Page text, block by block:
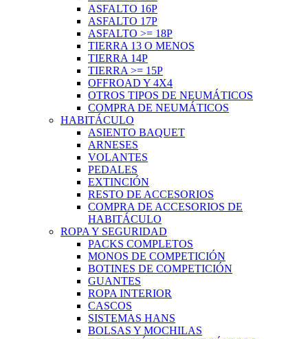
ASFALTO 16P
ASFALTO 17P
ASFALTO >= 18P
TIERRA 13 O MENOS
TIERRA 14P
TIERRA >= 15P
OFFROAD Y 4X4
OTROS TIPOS DE NEUMÁTICOS
COMPRA DE NEUMÁTICOS
HABITÁCULO
ASIENTO BAQUET
ARNESES
VOLANTES
PEDALES
EXTINCIÓN
RESTO DE ACCESORIOS
COMPRA DE ACCESORIOS DE
HABITÁCULO
ROPA Y SEGURIDAD
PACKS COMPLETOS
MONOS DE COMPETICIÓN
BOTINES DE COMPETICIÓN
GUANTES
ROPA INTERIOR
CASCOS
SISTEMAS HANS
BOLSAS Y MOCHILAS